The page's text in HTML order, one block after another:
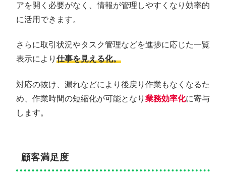
アを開く必要がなく、情報が管理しやすくなり効率的
に活用できます。
さらに取引状況やタスク管理などを進捗に応じた一覧
表示により 仕事を見える化。
対応の抜け、漏れなどにより後戻り作業もなくなるた
め、作業時間の短縮化が可能となり 業務効率化に寄与
します。
顧客満足度